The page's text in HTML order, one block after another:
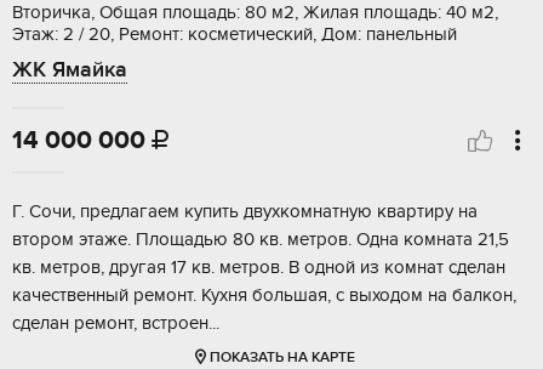
Вторичка, Общая площадь: 80 м2, Жилая площадь: 40 м2,
Этаж: 2 / 20, Ремонт: косметический, Дом: панельный
ЖК Ямайка
14 000 000 
Г. Сочи, предлагаем купить двухкомнатную квартиру на
втором этаже. Площадью 80 кв. метров. Одна комната 21,5
кв. метров, другая 17 кв. метров. В одной из комнат сделан
качественный ремонт. Кухня большая, с выходом на балкон,
сделан ремонт, встроен...
ПОКАЗАТЬ НА КАРТЕ